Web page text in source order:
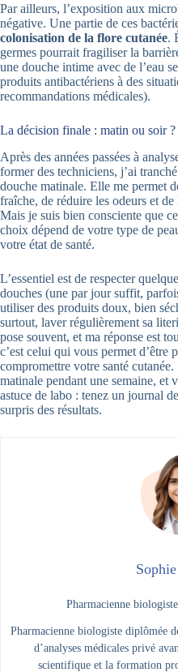
Par ailleurs, l’exposition aux
négative. Une partie de ces
colonisation de la flore cutanée.
germes pourrait fragiliser la
une douche intime avec de l’eau
produits antibactériens à des
recommandations médicales).
La décision finale : matin ou soir ?
Après des années passées à
former des techniciens, j’ai
douche matinale. Elle me permet
fraîche, de réduire les odeurs et
Mais je suis bien consciente que
choix dépend de votre type de
votre état de santé.
L’essentiel est de respecter
douches (une par jour suffit,
utiliser des produits doux, bien
surtout, laver régulièrement sa
pose souvent, et ma réponse est
c’est celui qui vous permet d’être
compromettre votre santé
matinale pendant une semaine, et
astuce de labo : tenez un journal
surpris des résultats.
Pharmacienne
Pharmacienne biologiste diplômée
d’analyses médicales privé
scientifique et la formation